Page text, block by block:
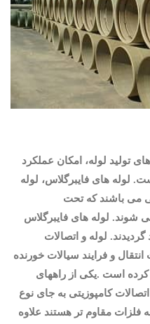
تولید لوله، امکان عملکرد
لوله های فایبرگلاس، لوله
می باشند که تحت
شوند. لوله های فایبرگلاس
گردیدند. لوله و اتصالات
جهت انتقال و فرایند سیالات خورنده
کرده است .یکی از راههای
کامپوزیتی به جای نوع
مقاوم تر هستند علاوه